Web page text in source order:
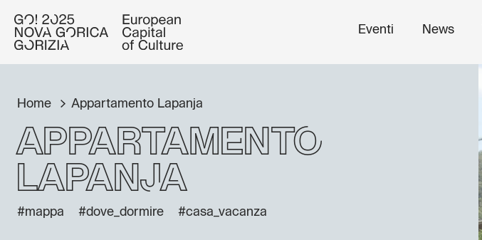
Eventi News
Home Appartamento Lapanja
Appartamento
Lapanja
#mappa #dove_dormire #casa_vacanza